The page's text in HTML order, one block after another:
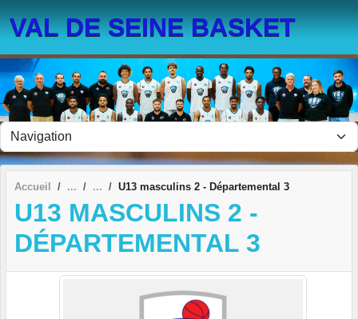
VAL DE SEINE BASKET
Accueil U13 masculins 2 - Départemental 3
U13 MASCULINS 2 -
DÉPARTEMENTAL 3